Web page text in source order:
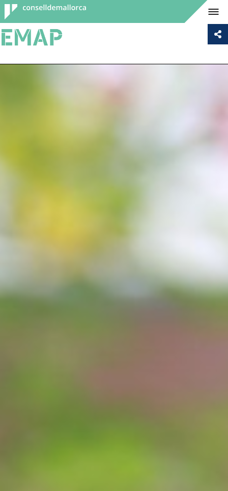
Consell de
Mallorca